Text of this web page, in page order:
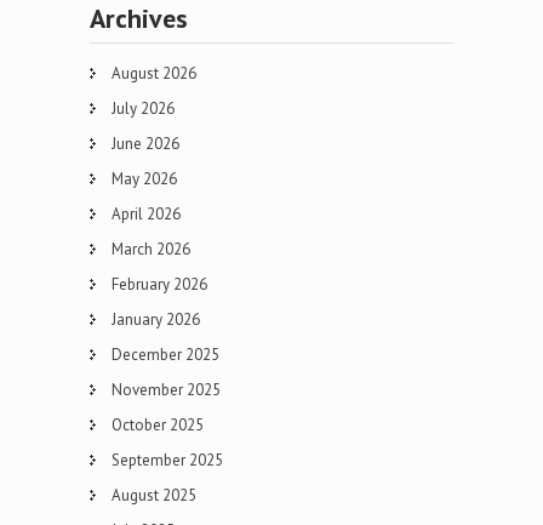
Archives
August 2026
July 2026
June 2026
May 2026
April 2026
March 2026
February 2026
January 2026
December 2025
November 2025
October 2025
September 2025
August 2025